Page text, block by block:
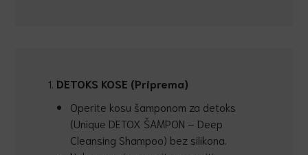
DETOKS KOSE (Priprema)
Operite kosu šamponom za detoks
(Unique DETOX ŠAMPON – Deep
Cleansing Shampoo) bez silikona.